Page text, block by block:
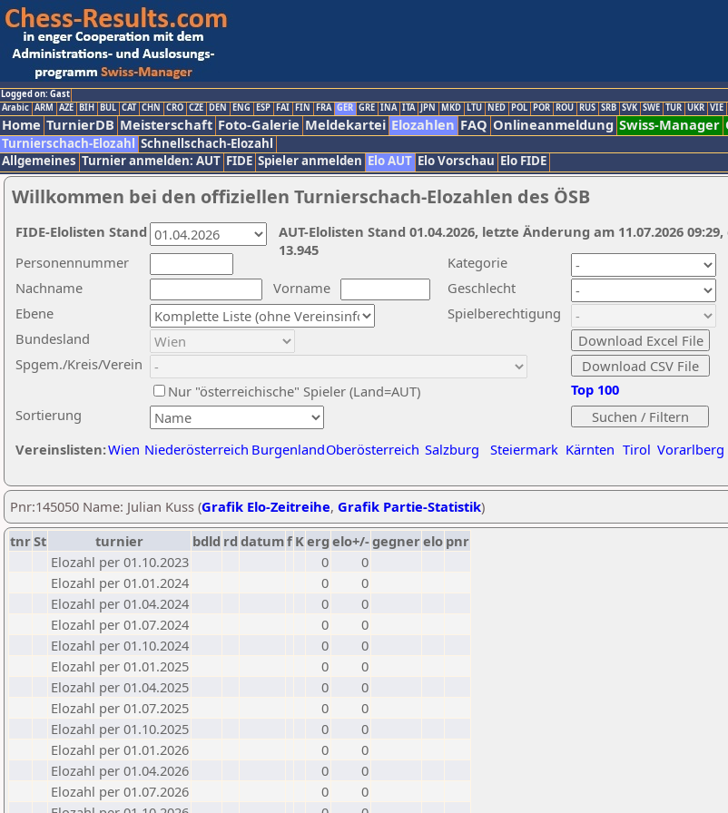
Logged on: Gast
Arabic ARM AZE BIH BUL CAT CHN CRO CZE DEN ENG ESP FAI FIN FRA GER GRE INA ITA JPN MKD LTU NED POL POR ROU RUS SRB SVK SWE TUR UKR VIE
Home TurnierDB Meisterschaft Foto-Galerie Meldekartei Elozahlen FAQ Onlineanmeldung Swiss-Manager
Turnierschach-Elozahl Schnellschach-Elozahl
Allgemeines Turnier anmelden: AUT FIDE Spieler anmelden Elo AUT Elo Vorschau Elo FIDE
Willkommen bei den offiziellen Turnierschach-Elozahlen des ÖSB
Nachname
Vorname
Ebene
Kategorie
Sortierung
Personennummer
Bundesland
Spgem./Kreis/Verein
Geschlecht
Nur "österreichische" Spieler (Land=AUT)
Spielberechtigung
Vereinslisten:Wien Niederösterreich BurgenlandOberösterreich Salzburg Steiermark Kärnten Tirol Vorarlberg
Top 100
AUT-Elolisten Stand 01.04.2026, letzte Änderung am 11.07.2026
13.945
FIDE-Elolisten Stand
Pnr:145050 Name: Julian Kuss (Grafik Elo-Zeitreihe, Grafik Partie-Statistik)
tnrSt turnier bdld rd datumf Kerg elo+/-gegnerelo pnr
Elozahl per 01.10.2023
0
0
Elozahl per 01.01.2024
0
0
Elozahl per 01.04.2024
0
0
Elozahl per 01.07.2024
0
0
Elozahl per 01.10.2024
0
0
Elozahl per 01.01.2025
0
0
Elozahl per 01.04.2025
0
0
Elozahl per 01.07.2025
0
0
Elozahl per 01.10.2025
0
0
Elozahl per 01.01.2026
0
0
Elozahl per 01.04.2026
0
0
Elozahl per 01.07.2026
0
0